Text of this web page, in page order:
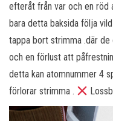
efteråt från var och en röd
bara detta baksida följa
tappa bort strimma .där
och en förlust att
detta kan atomnummer 4
förlorar strimma .